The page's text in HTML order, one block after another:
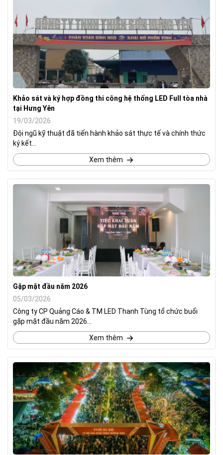
Khảo sát và ký hợp đồng thi công hệ thống LED Full tòa nhà
tại Hưng Yên
19/03/2026
Đội ngũ kỹ thuật đã tiến hành khảo sát thực tế và chính thức
ký kết...
Xem thêm
Gặp mặt đầu năm 2026
05/03/2026
Công ty CP Quảng Cáo & TM LED Thanh Tùng tổ chức buổi
gặp mặt đầu năm 2026...
Xem thêm